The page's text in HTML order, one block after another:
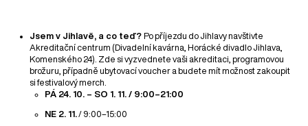
Jsem v Jihlavě, a co teď? Po příjezdu do Jihlavy navštivte
Akreditační centrum (Divadelní kavárna, Horácké divadlo Jihlava,
Komenského 24). Zde si vyzvednete vaši akreditaci, programovou
brožuru, případně ubytovací voucher a budete mít možnost zakoupit
si festivalový merch.
PÁ 24. 10. – SO 1. 11. / 9:00–21:00
NE 2. 11./ 9:00–15:00